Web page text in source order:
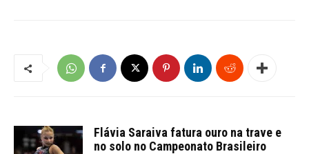
Flávia Saraiva fatura ouro na trave e
no solo no Campeonato Brasileiro